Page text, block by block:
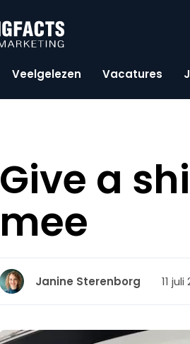
Veelgelezen Vacatures
Give a
mee
Janine Sterenborg 11 juli